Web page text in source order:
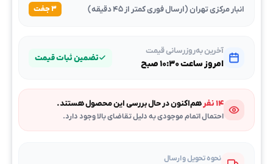
انبار مرکزی تهران (ارسال فوری کمتر از ۴۵ دقیقه) ۳ جفت
آخرین به‌روزرسانی قیمت
امروز ساعت ۱۰:۳۰ صبح
تضمین ثبات قیمت
۱۴ نفر هم‌اکنون در حال بررسی این محصول هستند.
احتمال اتمام موجودی به دلیل تقاضای بالا وجود دارد.
نحوه تحویل و ارسال